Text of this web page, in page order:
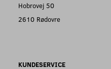
Hobrovej 50
2610 Rødovre
KUNDESERVICE